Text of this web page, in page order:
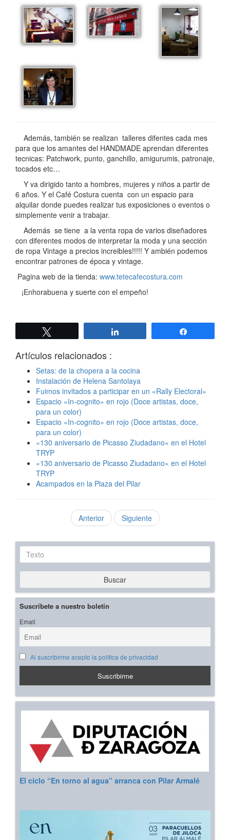
Además, también se realizan talleres difentes cada mes
para que los amantes del HANDMADE aprendan diferentes
tecnicas: Patchwork, punto, ganchillo, amigurumis, patronaje,
tocados etc…
Y va dirigido tanto a hombres, mujeres y niños a partir de
6 años. Y el Café Costura cuenta con un espacio para
alquilar donde puedes realizar tus exposiciones o eventos o
simplemente venir a trabajar.
Además se tiene a la venta ropa de varios diseñadores
con diferentes modos de interpretar la moda y una sección
de ropa Vintage a precios increibles!!!!! Y ambién podemos
encontrar patrones de época y vintage.
Pagina web de la tienda: www.tetecafecostura.com
¡Enhorabuena y suerte con el empeño!
Artículos relacionados :
Setas: de la chopera a la cocina
Instalación de Helena Santolaya
Fuimos invitados a participar en un «Rally Electoral»
Espacio «In-cognito» en rojo (Doce artistas, doce,
para un color)
Espacio «In-cognito» en rojo (Doce artistas, doce,
para un color)
«130 aniversario de Picasso Ziudadano» en el Hotel
TRYP
«130 aniversario de Picasso Ziudadano» en el Hotel
TRYP
Acampados en la Plaza del Pilar
Anterior Siguiente
Texto
Buscar
Suscríbete a nuestro boletín
Email
Al suscribirme acepto la política de privacidad
El ciclo “En torno al agua” arranca con Pilar Armalé